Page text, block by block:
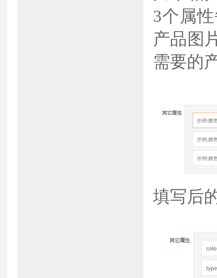
3个属
产品图
需要的
填写后